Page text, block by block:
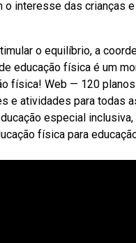
interesse das crianças
o equilíbrio, a
educação física é um
física! Web — 120
e atividades para todas
especial
física para